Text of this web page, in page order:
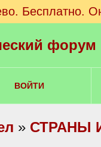
Бесплатно.
ВОЙТИ
» СТРАНЫ